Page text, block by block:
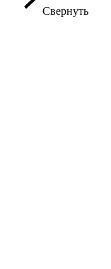
Свернуть